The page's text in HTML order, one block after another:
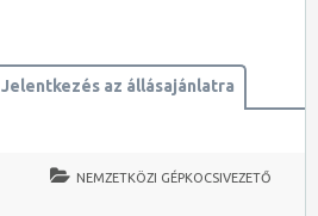
Jelentkezés az állásajánlatra
NEMZETKÖZI GÉPKOCSIVEZETŐ